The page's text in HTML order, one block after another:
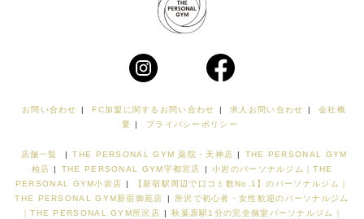
お問い合わせ | FC加盟に関するお問い合わせ | 求人お問い合わせ |
会社概
要 | プライバシーポリシー
店舗一覧 | THE PERSONAL GYM 薬院・天神店 |
THE PERSONAL GYM
柏店 | THE PERSONAL GYM宇都宮店 |
小岩のパーソナルジム｜THE
PERSONAL GYM小岩店 |
【新宿駅周辺で口コミ数No.1】のパーソナルジム｜
THE PERSONAL GYM新宿御苑店
|
所沢で初心者・女性歓迎のパーソナルジム
｜THE PERSONAL GYM所沢店 |
秋葉原駅1分の完全個室パーソナルジム｜